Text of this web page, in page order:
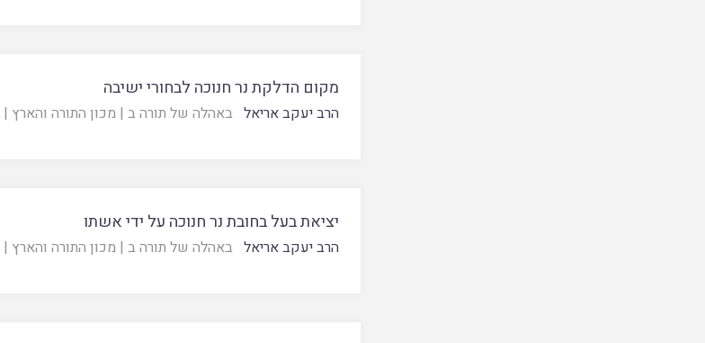
מקום הדלקת נר חנוכה לבחורי ישיבה
הרב יעקב אריאל באהלה של תורה ב | מכון התורה והארץ |
יציאת בעל בחובת נר חנוכה על ידי אשתו
הרב יעקב אריאל באהלה של תורה ב | מכון התורה והארץ |